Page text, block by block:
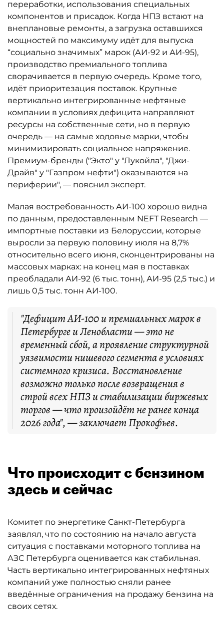
переработки, использования специальных
компонентов и присадок. Когда НПЗ встают на
внеплановые ремонты, а загрузка оставшихся
мощностей по максимуму идёт для выпуска
“социально значимых” марок (АИ-92 и АИ-95),
производство премиального топлива
сворачивается в первую очередь. Кроме того,
идёт приоритезация поставок. Крупные
вертикально интегрированные нефтяные
компании в условиях дефицита направляют
ресурсы на собственные сети, но в первую
очередь — на самые ходовые марки, чтобы
минимизировать социальное напряжение.
Премиум-бренды ("Экто" у "Лукойла", "Джи-
Драйв" у "Газпром нефти") оказываются на
периферии", — пояснил эксперт.
Малая востребованность АИ-100 хорошо видна
по данным, предоставленным NEFT Research —
импортные поставки из Белоруссии, которые
выросли за первую половину июля на 8,7%
относительно всего июня, сконцентрированы на
массовых марках: на конец мая в поставках
преобладали АИ-92 (6 тыс. тонн), АИ-95 (2,5 тыс.) и
лишь 0,5 тыс. тонн АИ-100.
"Дефицит АИ-100 и премиальных марок в
Петербурге и Ленобласти — это не
временный сбой, а проявление структурной
уязвимости нишевого сегмента в условиях
системного кризиса. Восстановление
возможно только после возвращения в
строй всех НПЗ и стабилизации биржевых
торгов — что произойдёт не ранее конца
2026 года", — заключает Прокофьев.
Что происходит с бензином
здесь и сейчас
Комитет по энергетике Санкт-Петербурга
заявлял, что по состоянию на начало августа
ситуация с поставками моторного топлива на
АЗС Петербурга оценивается как стабильная.
Часть вертикально интегрированных нефтяных
компаний уже полностью сняли ранее
введённые ограничения на продажу бензина на
своих сетях.